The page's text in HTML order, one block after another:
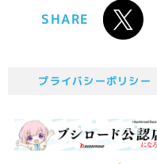
SHARE
プライバシーポリシー